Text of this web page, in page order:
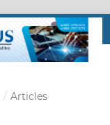
/ Articles